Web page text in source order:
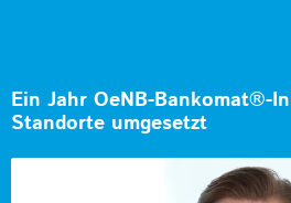
Ein Jahr OeNB-Bankomat®-
Standorte umgesetzt